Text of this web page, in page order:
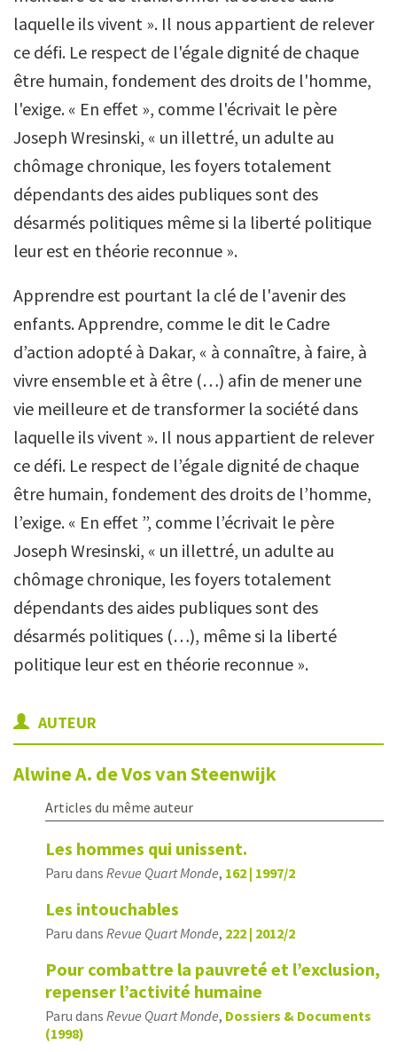
laquelle ils vivent ». Il nous appartient de relever
ce défi. Le respect de l'égale dignité de chaque
être humain, fondement des droits de l'homme,
l'exige. « En effet », comme l'écrivait le père
Joseph Wresinski, « un illettré, un adulte au
chômage chronique, les foyers totalement
dépendants des aides publiques sont des
désarmés politiques même si la liberté politique
leur est en théorie reconnue ».
Apprendre est pourtant la clé de l'avenir des
enfants. Apprendre, comme le dit le Cadre
d’action adopté à Dakar, « à connaître, à faire, à
vivre ensemble et à être (…) afin de mener une
vie meilleure et de transformer la société dans
laquelle ils vivent ». Il nous appartient de relever
ce défi. Le respect de l’égale dignité de chaque
être humain, fondement des droits de l’homme,
l’exige. « En effet ”, comme l’écrivait le père
Joseph Wresinski, « un illettré, un adulte au
chômage chronique, les foyers totalement
dépendants des aides publiques sont des
désarmés politiques (…), même si la liberté
politique leur est en théorie reconnue ».
AUTEUR
Alwine A. de Vos van Steenwijk
Articles du même auteur
Les hommes qui unissent.
Paru dans Revue Quart Monde, 162 | 1997/2
Les intouchables
Paru dans Revue Quart Monde, 222 | 2012/2
Pour combattre la pauvreté et l’exclusion,
repenser l’activité humaine
Paru dans Revue Quart Monde, Dossiers & Documents
(1998)